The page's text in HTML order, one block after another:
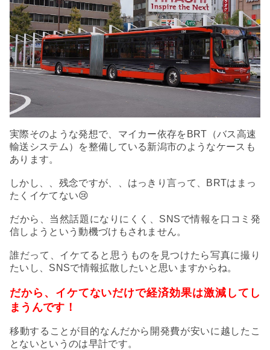
実際そのような発想で、マイカー依存をBRT（バス高速
輸送システム）を整備している新潟市のようなケースも
あります。
しかし、、残念ですが、、はっきり言って、BRTはまっ
たくイケてない😢
だから、当然話題になりにくく、SNSで情報を口コミ発
信しようという動機づけもされません。
誰だって、イケてると思うものを見つけたら写真に撮り
たいし、SNSで情報拡散したいと思いますからね。
だから、イケてないだけで経済効果は激減してし
まうんです！
移動することが目的なんだから開発費が安いに越したこ
とないというのは早計です。